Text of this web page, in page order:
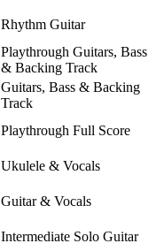
Rhythm Guitar
Playthrough Guitars, Bass
& Backing Track
Guitars, Bass & Backing
Track
Playthrough Full Score
Ukulele & Vocals
Guitar & Vocals
Intermediate Solo Guitar